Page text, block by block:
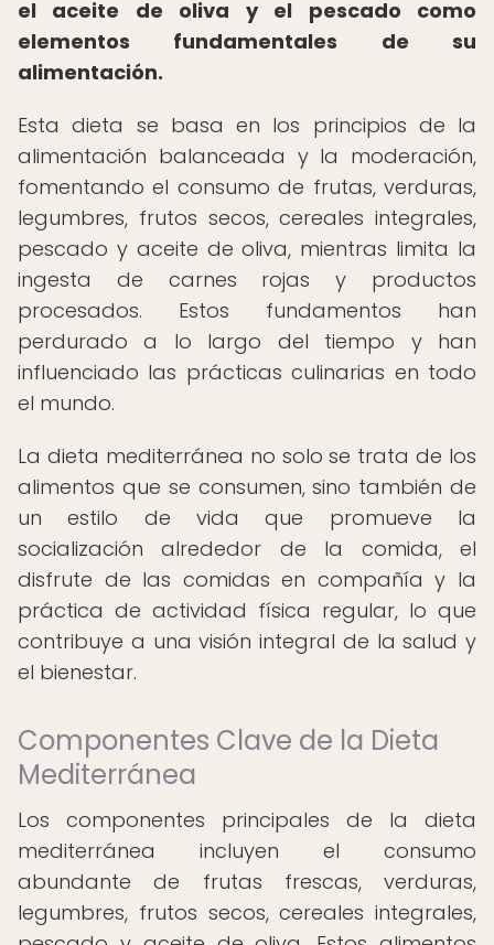
el aceite de oliva y el pescado como
elementos fundamentales de su
alimentación.
Esta dieta se basa en los principios de la
alimentación balanceada y la moderación,
fomentando el consumo de frutas, verduras,
legumbres, frutos secos, cereales integrales,
pescado y aceite de oliva, mientras limita la
ingesta de carnes rojas y productos
procesados. Estos fundamentos han
perdurado a lo largo del tiempo y han
influenciado las prácticas culinarias en todo
el mundo.
La dieta mediterránea no solo se trata de los
alimentos que se consumen, sino también de
un estilo de vida que promueve la
socialización alrededor de la comida, el
disfrute de las comidas en compañía y la
práctica de actividad física regular, lo que
contribuye a una visión integral de la salud y
el bienestar.
Componentes Clave de la Dieta
Mediterránea
Los componentes principales de la dieta
mediterránea incluyen el consumo
abundante de frutas frescas, verduras,
legumbres, frutos secos, cereales integrales,